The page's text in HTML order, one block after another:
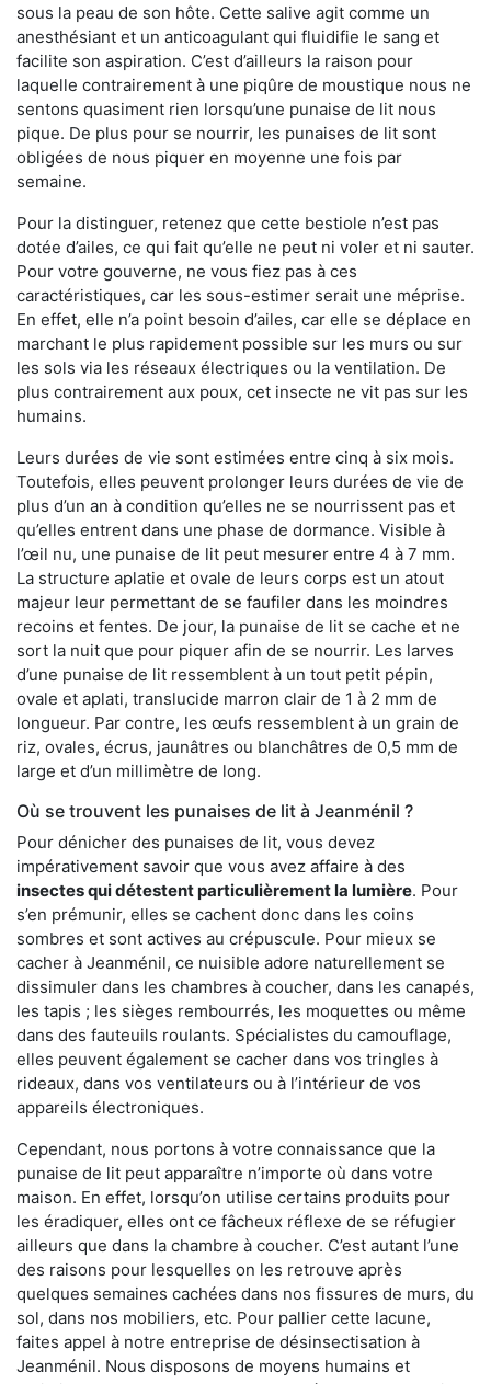
sous la peau de son hôte. Cette salive agit comme un
anesthésiant et un anticoagulant qui fluidifie le sang et
facilite son aspiration. C’est d’ailleurs la raison pour
laquelle contrairement à une piqûre de moustique nous ne
sentons quasiment rien lorsqu’une punaise de lit nous
pique. De plus pour se nourrir, les punaises de lit sont
obligées de nous piquer en moyenne une fois par
semaine.
Pour la distinguer, retenez que cette bestiole n’est pas
dotée d’ailes, ce qui fait qu’elle ne peut ni voler et ni sauter.
Pour votre gouverne, ne vous fiez pas à ces
caractéristiques, car les sous-estimer serait une méprise.
En effet, elle n’a point besoin d’ailes, car elle se déplace en
marchant le plus rapidement possible sur les murs ou sur
les sols via les réseaux électriques ou la ventilation. De
plus contrairement aux poux, cet insecte ne vit pas sur les
humains.
Leurs durées de vie sont estimées entre cinq à six mois.
Toutefois, elles peuvent prolonger leurs durées de vie de
plus d’un an à condition qu’elles ne se nourrissent pas et
qu’elles entrent dans une phase de dormance. Visible à
l’œil nu, une punaise de lit peut mesurer entre 4 à 7 mm.
La structure aplatie et ovale de leurs corps est un atout
majeur leur permettant de se faufiler dans les moindres
recoins et fentes. De jour, la punaise de lit se cache et ne
sort la nuit que pour piquer afin de se nourrir. Les larves
d’une punaise de lit ressemblent à un tout petit pépin,
ovale et aplati, translucide marron clair de 1 à 2 mm de
longueur. Par contre, les œufs ressemblent à un grain de
riz, ovales, écrus, jaunâtres ou blanchâtres de 0,5 mm de
large et d’un millimètre de long.
Où se trouvent les punaises de lit à Jeanménil ?
Pour dénicher des punaises de lit, vous devez
impérativement savoir que vous avez affaire à des
insectes qui détestent particulièrement la lumière. Pour
s’en prémunir, elles se cachent donc dans les coins
sombres et sont actives au crépuscule. Pour mieux se
cacher à Jeanménil, ce nuisible adore naturellement se
dissimuler dans les chambres à coucher, dans les canapés,
les tapis ; les sièges rembourrés, les moquettes ou même
dans des fauteuils roulants. Spécialistes du camouflage,
elles peuvent également se cacher dans vos tringles à
rideaux, dans vos ventilateurs ou à l’intérieur de vos
appareils électroniques.
Cependant, nous portons à votre connaissance que la
punaise de lit peut apparaître n’importe où dans votre
maison. En effet, lorsqu’on utilise certains produits pour
les éradiquer, elles ont ce fâcheux réflexe de se réfugier
ailleurs que dans la chambre à coucher. C’est autant l’une
des raisons pour lesquelles on les retrouve après
quelques semaines cachées dans nos fissures de murs, du
sol, dans nos mobiliers, etc. Pour pallier cette lacune,
faites appel à notre entreprise de désinsectisation à
Jeanménil. Nous disposons de moyens humains et